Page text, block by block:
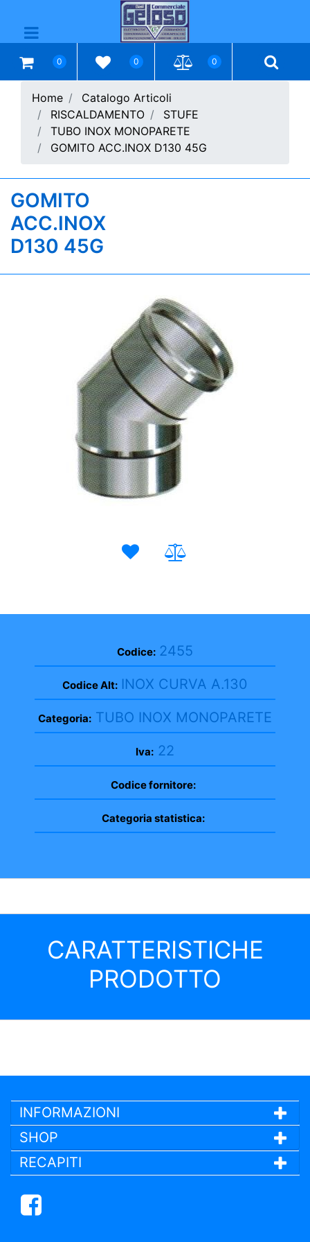
Open menu
0 0 0
Home
Catalogo Articoli
RISCALDAMENTO
STUFE
TUBO INOX MONOPARETE
GOMITO ACC.INOX D130 45G
GOMITO
ACC.INOX
D130 45G
Codice: 2455
Codice Alt: INOX CURVA A.130
Categoria: TUBO INOX MONOPARETE
Iva: 22
Codice fornitore:
Categoria statistica:
CARATTERISTICHE
PRODOTTO
INFORMAZIONI
SHOP
RECAPITI
Facebook